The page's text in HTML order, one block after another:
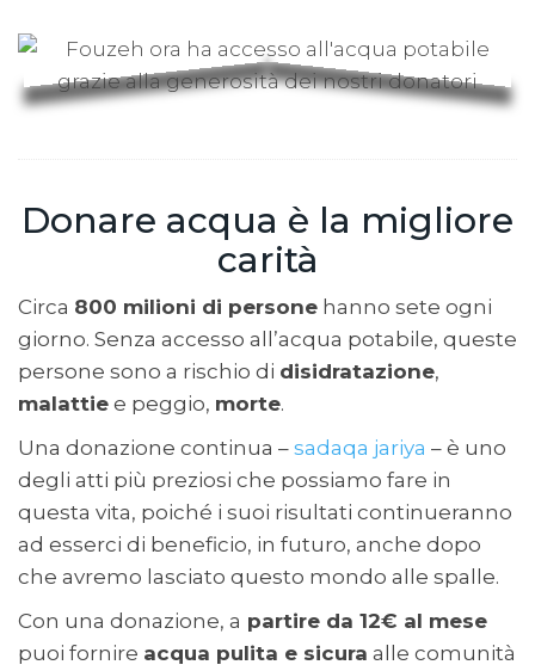
Donare acqua è la migliore
carità
Circa 800 milioni di persone hanno sete ogni
giorno. Senza accesso all’acqua potabile, queste
persone sono a rischio di disidratazione,
malattie e peggio, morte.
Una donazione continua – sadaqa jariya – è uno
degli atti più preziosi che possiamo fare in
questa vita, poiché i suoi risultati continueranno
ad esserci di beneficio, in futuro, anche dopo
che avremo lasciato questo mondo alle spalle.
Con una donazione, a partire da 12€ al mese
puoi fornire acqua pulita e sicura alle comunità